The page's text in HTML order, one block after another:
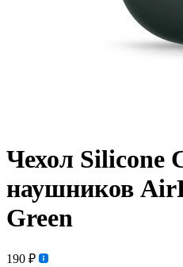
Чехол Silicone
наушников
Green
190 ₽